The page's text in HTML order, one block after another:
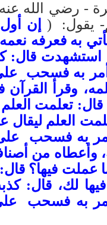
رضي الله
يقول: ‏ ( إن
به فعرفه
قال:
به فسحب
وقرأ القرآن
تعلمت
العلم ليقال
به فسحب
وأعطاه من
عملت فيها؟
فيها لك، قال:
به فسحب